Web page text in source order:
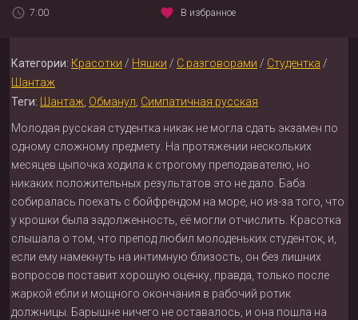
7:00 В избранное
Категории: Красотки / Няшки / С разговорами / Студентка /
Шантаж
Теги: Шантаж, Обманул, Симпатичная русская
Молодая русская студентка никак не могла сдать экзамен по
одному сложному предмету. На протяжении нескольких
месяцев цыпочка ходила к строгому преподавателю, но
никаких положительных результатов это не дало. Баба
собиралась поехать с бойфрендом на море, но из-за того, что
у крошки была задолженность, её могли отчислить. Красотка
слышала о том, что препод любил молоденьких студенток, и,
если ему намекнуть на интимную близость, он без лишних
вопросов поставит хорошую оценку, правда, только после
жаркой ебли и мощного окончания в рабочий ротик
должницы. Барышне ничего не оставалось, и она пошла на